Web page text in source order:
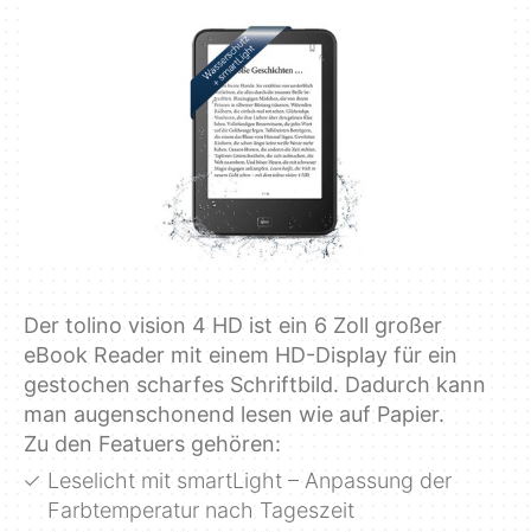
Der tolino vision 4 HD ist ein 6 Zoll großer
eBook Reader mit einem HD-Display für ein
gestochen scharfes Schriftbild. Dadurch kann
man augenschonend lesen wie auf Papier.
Zu den Featuers gehören:
Leselicht mit smartLight – Anpassung der
Farbtemperatur nach Tageszeit